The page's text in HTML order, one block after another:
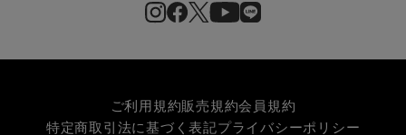
ご利用規約販売規約会員規約
特定商取引法に基づく表記プライバシーポリシー